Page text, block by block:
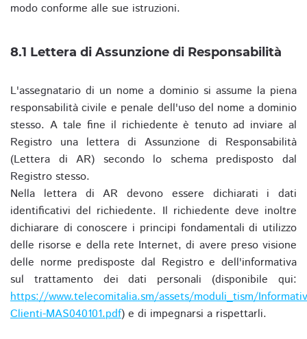
modo conforme alle sue istruzioni.
8.1 Lettera di Assunzione di Responsabilità
L'assegnatario di un nome a dominio si assume la piena
responsabilità civile e penale dell'uso del nome a dominio
stesso. A tale fine il richiedente è tenuto ad inviare al
Registro una lettera di Assunzione di Responsabilità
(Lettera di AR) secondo lo schema predisposto dal
Registro stesso.
Nella lettera di AR devono essere dichiarati i dati
identificativi del richiedente. Il richiedente deve inoltre
dichiarare di conoscere i principi fondamentali di utilizzo
delle risorse e della rete Internet, di avere preso visione
delle norme predisposte dal Registro e dell'informativa
sul trattamento dei dati personali (disponibile qui:
https://www.telecomitalia.sm/assets/moduli_tism/
Clienti-MAS040101.pdf) e di impegnarsi a rispettarli.